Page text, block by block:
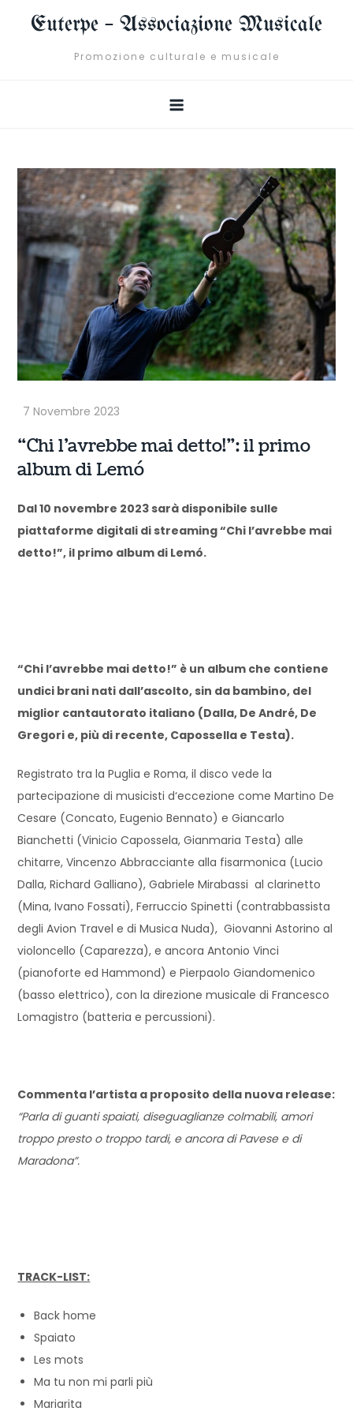
Euterpe – Associazione Musicale
Promozione culturale e musicale
“Chi l’avrebbe mai detto!”: il primo
album di Lemó
Dal 10 novembre 2023 sarà disponibile sulle
piattaforme digitali di streaming “Chi l’avrebbe mai
detto!”, il primo album di Lemó.
“Chi l’avrebbe mai detto!” è un album che contiene
undici brani nati dall’ascolto, sin da bambino, del
miglior cantautorato italiano (Dalla, De André, De
Gregori e, più di recente, Capossella e Testa).
Registrato tra la Puglia e Roma, il disco vede la
partecipazione di musicisti d‘eccezione come Martino De
Cesare (Concato, Eugenio Bennato) e Giancarlo
Bianchetti (Vinicio Capossela, Gianmaria Testa) alle
chitarre, Vincenzo Abbracciante alla fisarmonica (Lucio
Dalla, Richard Galliano), Gabriele Mirabassi al clarinetto
(Mina, Ivano Fossati), Ferruccio Spinetti (contrabbassista
degli Avion Travel e di Musica Nuda), Giovanni Astorino al
violoncello (Caparezza), e ancora Antonio Vinci
(pianoforte ed Hammond) e Pierpaolo Giandomenico
(basso elettrico), con la direzione musicale di Francesco
Lomagistro (batteria e percussioni).
Commenta l’artista a proposito della nuova release:
“Parla di guanti spaiati, diseguaglianze colmabili, amori
troppo presto o troppo tardi, e ancora di Pavese e di
Maradona”.
TRACK-LIST:
Back home
Spaiato
Les mots
Ma tu non mi parli più
Mariarita